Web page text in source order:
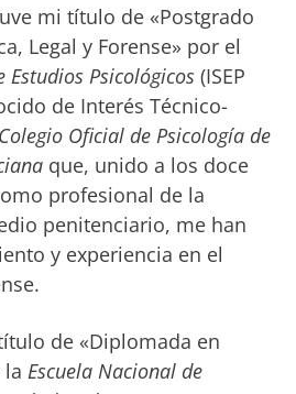
mi título de «Postgrado
Legal y Forense» por el
Psicológicos (ISEP
de Interés Técnico-
Colegio Oficial de Psicología de
que, unido a los doce
profesional de la
penitenciario, me han
y experiencia en el
de «Diplomada en
la Escuela Nacional de